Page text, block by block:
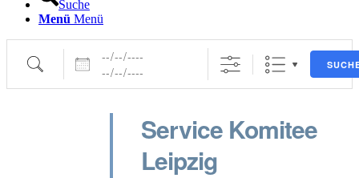
Suche
Menü Menü
Suche Daten
Service Komitee
Leipzig